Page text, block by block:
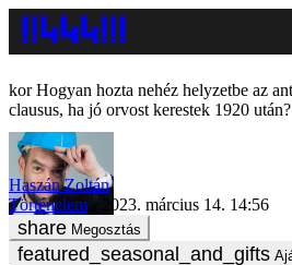
Hogyan hozta nehéz helyzetbe az
clausus, ha jó orvost kerestek 1920 után?
Haszán Zoltán
Történelem
2023. március 14. 14:56
Megosztás